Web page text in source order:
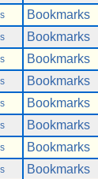
Bookmarks
Bookmarks
Bookmarks
Bookmarks
Bookmarks
Bookmarks
Bookmarks
Bookmarks